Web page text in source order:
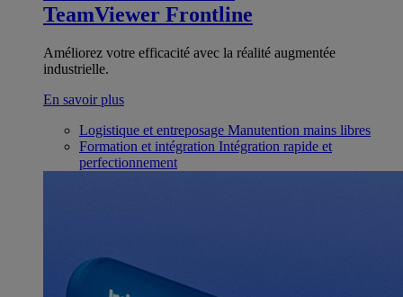
TeamViewer Frontline
Améliorez votre efficacité avec la réalité augmentée
industrielle.
En savoir plus
Logistique et entreposage Manutention mains libres
Formation et intégration Intégration rapide et
perfectionnement